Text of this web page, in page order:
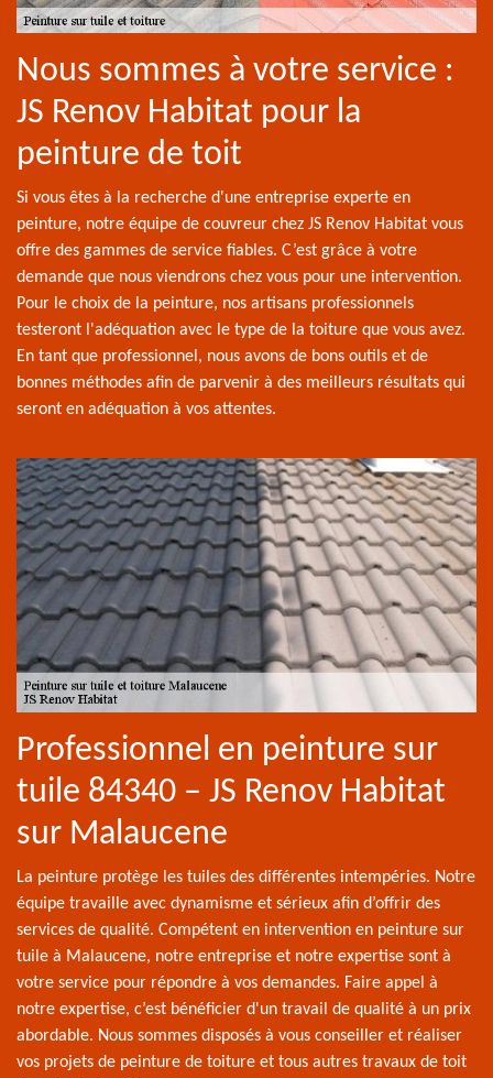
Nous sommes à votre service :
JS Renov Habitat pour la
peinture de toit
Si vous êtes à la recherche d'une entreprise experte en
peinture, notre équipe de couvreur chez JS Renov Habitat vous
offre des gammes de service fiables. C’est grâce à votre
demande que nous viendrons chez vous pour une intervention.
Pour le choix de la peinture, nos artisans professionnels
testeront l'adéquation avec le type de la toiture que vous avez.
En tant que professionnel, nous avons de bons outils et de
bonnes méthodes afin de parvenir à des meilleurs résultats qui
seront en adéquation à vos attentes.
Professionnel en peinture sur
tuile 84340 – JS Renov Habitat
sur Malaucene
La peinture protège les tuiles des différentes intempéries. Notre
équipe travaille avec dynamisme et sérieux afin d’offrir des
services de qualité. Compétent en intervention en peinture sur
tuile à Malaucene, notre entreprise et notre expertise sont à
votre service pour répondre à vos demandes. Faire appel à
notre expertise, c’est bénéficier d'un travail de qualité à un prix
abordable. Nous sommes disposés à vous conseiller et réaliser
vos projets de peinture de toiture et tous autres travaux de toit